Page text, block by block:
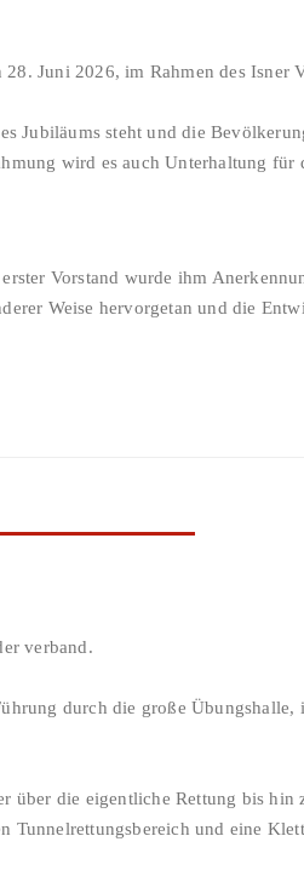
Juni 2026, im Rahmen des Isner
Jubiläums steht und die
wird es auch Unterhaltung für
Vorstand wurde ihm
Weise hervorgetan und die
verband.
durch die große Übungshalle,
über die eigentliche Rettung bis hin
Tunnelrettungsbereich und eine